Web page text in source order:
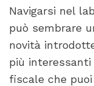
Navigarsi nel
può sembrare
novità
più interessanti
fiscale che